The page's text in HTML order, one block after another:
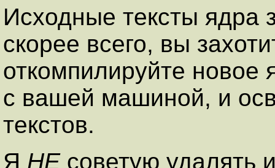
Исходные тексты
скорее всего, вы
откомпилируйте новое
с вашей машиной, и
текстов.
Я НЕсоветую удалять